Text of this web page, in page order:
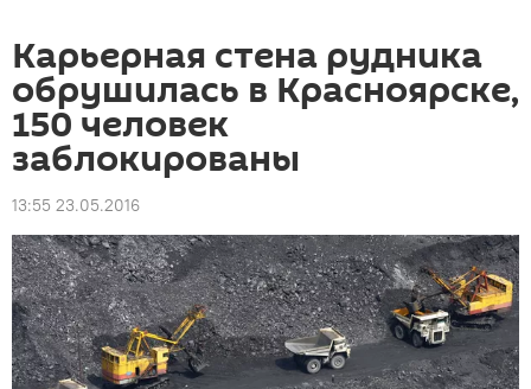
Карьерная стена рудника
обрушилась в Красноярске,
150 человек
заблокированы
13:55 23.05.2016